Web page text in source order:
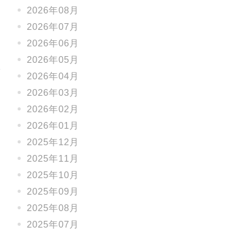
2026年08月
2026年07月
2026年06月
2026年05月
2026年04月
2026年03月
2026年02月
2026年01月
2025年12月
2025年11月
2025年10月
2025年09月
2025年08月
2025年07月